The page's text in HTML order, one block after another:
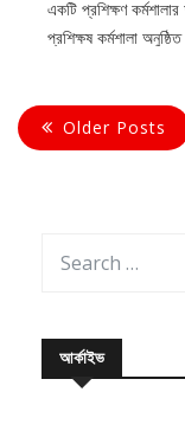
‘‘সিক্রেটস অব
একটি প্রশিক্ষণ
আর্কাইভ